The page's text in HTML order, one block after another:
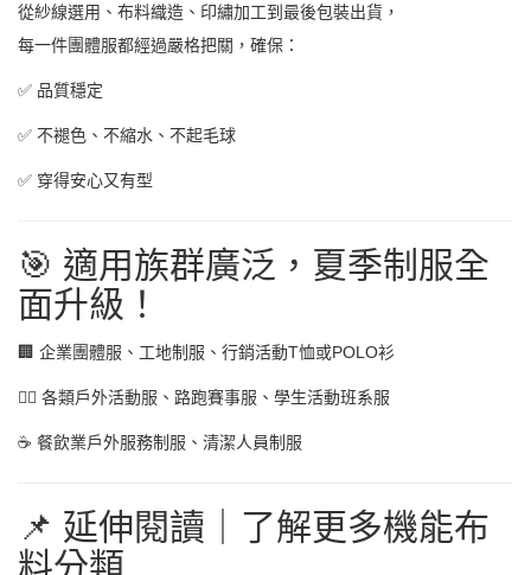
從紗線選用、布料織造、印繡加工到最後包裝出貨，
每一件團體服都經過嚴格把關，確保：
✅ 品質穩定
✅ 不褪色、不縮水、不起毛球
✅ 穿得安心又有型
🎯 適用族群廣泛，夏季制服全
面升級！
🏢 企業團體服、工地制服、行銷活動T恤或POLO衫
🏃‍♂️ 各類戶外活動服、路跑賽事服、學生活動班系服
☕ 餐飲業戶外服務制服、清潔人員制服
📌 延伸閱讀｜了解更多機能布
料分類